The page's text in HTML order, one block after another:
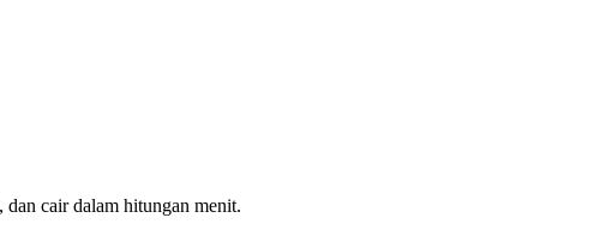
cair dalam hitungan menit.